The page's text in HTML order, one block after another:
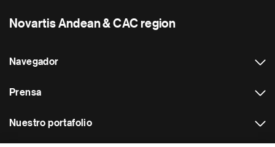
Novartis Andean & CAC region
Navegador
Prensa
Nuestro portafolio